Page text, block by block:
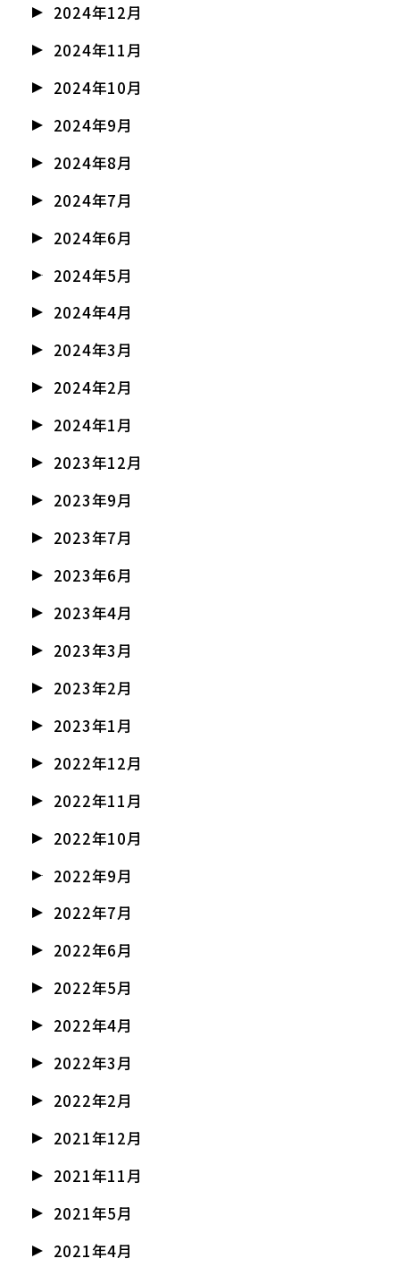
2024年12月
2024年11月
2024年10月
2024年9月
2024年8月
2024年7月
2024年6月
2024年5月
2024年4月
2024年3月
2024年2月
2024年1月
2023年12月
2023年9月
2023年7月
2023年6月
2023年4月
2023年3月
2023年2月
2023年1月
2022年12月
2022年11月
2022年10月
2022年9月
2022年7月
2022年6月
2022年5月
2022年4月
2022年3月
2022年2月
2021年12月
2021年11月
2021年5月
2021年4月